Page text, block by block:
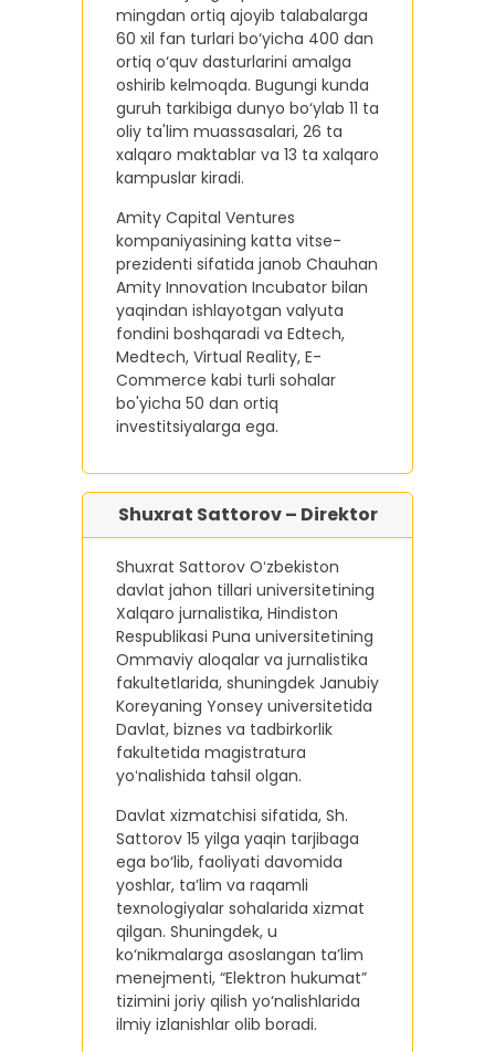
mingdan ortiq ajoyib talabalarga
60 xil fan turlari bo‘yicha 400 dan
ortiq o‘quv dasturlarini amalga
oshirib kelmoqda. Bugungi kunda
guruh tarkibiga dunyo bo‘ylab 11 ta
oliy ta'lim muassasalari, 26 ta
xalqaro maktablar va 13 ta xalqaro
kampuslar kiradi.
Amity Capital Ventures
kompaniyasining katta vitse-
prezidenti sifatida janob Chauhan
Amity Innovation Incubator bilan
yaqindan ishlayotgan valyuta
fondini boshqaradi va Edtech,
Medtech, Virtual Reality, E-
Commerce kabi turli sohalar
bo'yicha 50 dan ortiq
investitsiyalarga ega.
Shuxrat Sattorov – Direktor
Shuxrat Sattorov Oʻzbekiston
davlat jahon tillari universitetining
Xalqaro jurnalistika, Hindiston
Respublikasi Puna universitetining
Ommaviy aloqalar va jurnalistika
fakultetlarida, shuningdek Janubiy
Koreyaning Yonsey universitetida
Davlat, biznes va tadbirkorlik
fakultetida magistratura
yoʻnalishida tahsil olgan.
Davlat xizmatchisi sifatida, Sh.
Sattorov 15 yilga yaqin tarjibaga
ega bo‘lib, faoliyati davomida
yoshlar, ta’lim va raqamli
texnologiyalar sohalarida xizmat
qilgan. Shuningdek, u
ko‘nikmalarga asoslangan ta’lim
menejmenti, “Elektron hukumat”
tizimini joriy qilish yo‘nalishlarida
ilmiy izlanishlar olib boradi.